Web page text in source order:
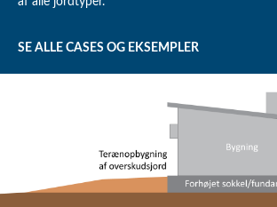
SE ALLE CASES OG EKSEMPLER